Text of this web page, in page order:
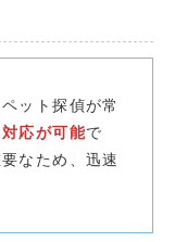
ット探偵が常
応が可能で
なため、迅速